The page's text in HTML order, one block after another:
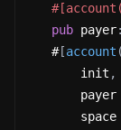
pub payer:
   #
[account (
       init
,
       payer
       space